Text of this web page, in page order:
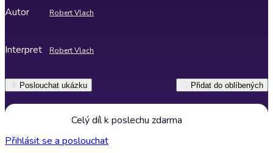
Autor Robert Vlach
Interpret Robert Vlach
Poslouchat ukázku Přidat do oblíbených
Celý díl k poslechu zdarma
Přihlásit se a poslouchat